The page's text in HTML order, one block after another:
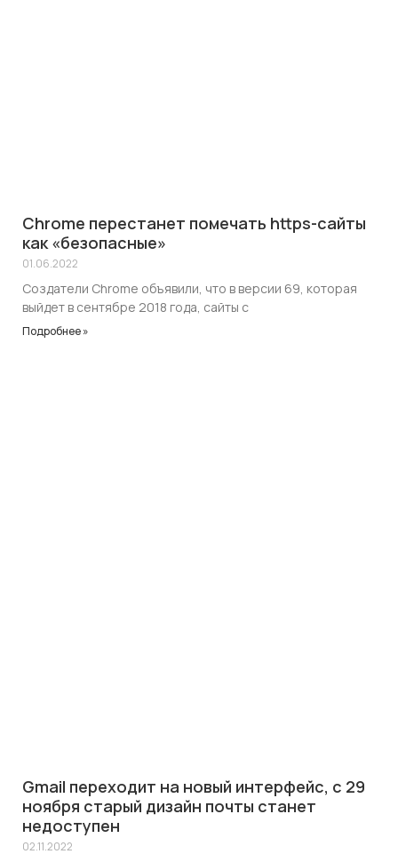
Chrome перестанет помечать https-сайты
как «безопасные»
01.06.2022
Создатели Chrome объявили, что в версии 69, которая
выйдет в сентябре 2018 года, сайты с
Подробнее »
Gmail переходит на новый интерфейс, с 29
ноября старый дизайн почты станет
недоступен
02.11.2022